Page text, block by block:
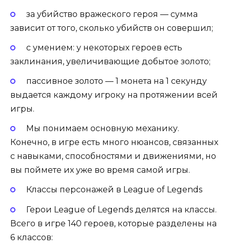
за убийство вражеского героя — сумма
зависит от того, сколько убийств он совершил;
с умением: у некоторых героев есть
заклинания, увеличивающие добытое золото;
пассивное золото — 1 монета на 1 секунду
выдается каждому игроку на протяжении всей
игры.
Мы понимаем основную механику.
Конечно, в игре есть много нюансов, связанных
с навыками, способностями и движениями, но
вы поймете их уже во время самой игры.
Классы персонажей в League of Legends
Герои League of Legends делятся на классы.
Всего в игре 140 героев, которые разделены на
6 классов: